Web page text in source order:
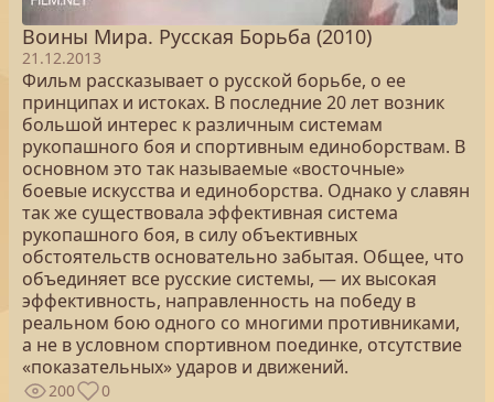
Воины Мира. Русская Борьба (2010)
21.12.2013
Фильм рассказывает о русской борьбе, о ее
принципах и истоках. В последние 20 лет возник
большой интерес к различным системам
рукопашного боя и спортивным единоборствам. В
основном это так называемые «восточные»
боевые искусства и единоборства. Однако у славян
так же существовала эффективная система
рукопашного боя, в силу объективных
обстоятельств основательно забытая. Общее, что
объединяет все русские системы, — их высокая
эффективность, направленность на победу в
реальном бою одного со многими противниками,
а не в условном спортивном поединке, отсутствие
«показательных» ударов и движений.
200 0